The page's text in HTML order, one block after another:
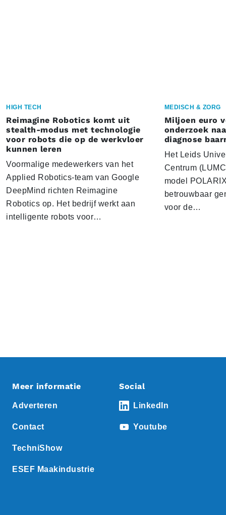
HIGH TECH
Reimagine Robotics komt uit
stealth-modus met technologie
voor robots die op de werkvloer
kunnen leren
Voormalige medewerkers van het
Applied Robotics-team van Google
DeepMind richten Reimagine
Robotics op. Het bedrijf werkt aan
intelligente robots voor…
MEDISCH & ZORG
Miljoen euro
onderzoek
diagnose
Het Leids
Centrum
model
betrouwbaar
voor de…
Meer informatie
Adverteren
Contact
TechniShow
ESEF Maakindustrie
Social
LinkedIn
Youtube